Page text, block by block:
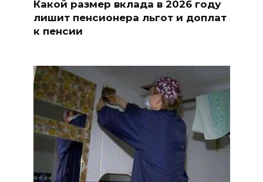
Какой размер вклада в 2026 году
лишит пенсионера льгот и доплат
к пенсии